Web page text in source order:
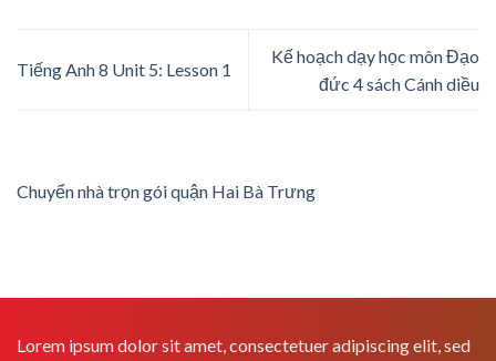
Tiếng Anh 8 Unit 5: Lesson 1
Kế hoạch dạy học môn Đạo
đức 4 sách Cánh diều
Chuyển nhà trọn gói quận Hai Bà Trưng
Lorem ipsum dolor sit amet, consectetuer adipiscing elit, sed